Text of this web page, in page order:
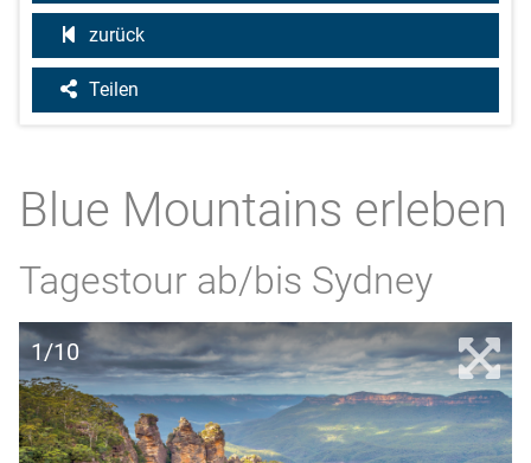
zurück
Teilen
Blue Mountains erleben
Tagestour ab/bis Sydney
1/10